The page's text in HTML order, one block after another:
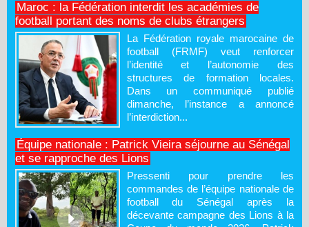
Maroc : la Fédération interdit les académies de
football portant des noms de clubs étrangers
La Fédération royale marocaine de
football (FRMF) veut renforcer
l’identité et l’autonomie des
structures de formation locales.
Dans un communiqué publié
dimanche, l’instance a annoncé
l’interdiction...
Équipe nationale : Patrick Vieira séjourne au Sénégal
et se rapproche des Lions
Pressenti pour prendre les
commandes de l’équipe nationale de
football du Sénégal après la
décevante campagne des Lions à la